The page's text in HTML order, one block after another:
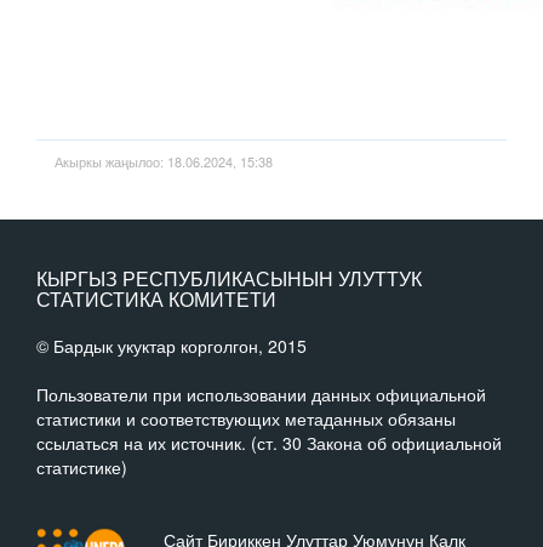
Акыркы жаңылоо: 18.06.2024, 15:38
КЫРГЫЗ РЕСПУБЛИКАСЫНЫН УЛУТТУК
СТАТИСТИКА КОМИТЕТИ
© Бардык укуктар корголгон, 2015
Пользователи при использовании данных официальной
статистики и соответствующих метаданных обязаны
ссылаться на их источник. (ст. 30 Закона об официальной
статистике)
Сайт Бириккен Улуттар Уюмунун Калк